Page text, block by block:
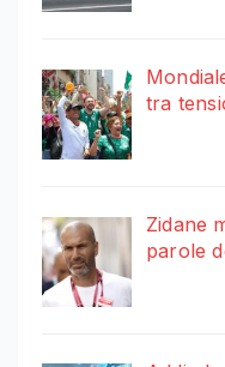
tra
Zidane
parole